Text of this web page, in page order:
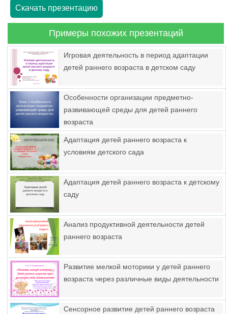
Скачать презентацию
Примеры похожих презентаций
Игровая деятельность в период адаптации
детей раннего возраста в детском саду
Особенности организации предметно-
развивающей среды для детей раннего
возраста
Адаптация детей раннего возраста к
условиям детского сада
Адаптация детей раннего возраста к детскому
саду
Анализ продуктивной деятельности детей
раннего возраста
Развитие мелкой моторики у детей раннего
возраста через различные виды деятельности
Сенсорное развитие детей раннего возраста